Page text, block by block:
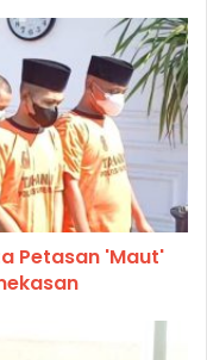
Petasan 'Maut'